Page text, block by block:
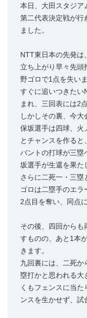
本日、大田スタジア
第二代表決定戦が行
ました。
NTT東日本の先発は
立ち上がり早々先頭
野ゴロで1点を失いま
すぐに追いつきたい
まれ、三回表には2
しかしその裏、今大
保坂選手は四球、火
とチャンスを作る
バントの打球が三塁
坂選手が生還を果た
さらに二死一・三塁
ゴロは二塁手のエラ
2点目を奪い、同点
その後、四回からも
すものの、あと1本
きます。
九回裏には、二死か
塁打かと思われる大
くもフェンスに当
ンスを生かせず、試